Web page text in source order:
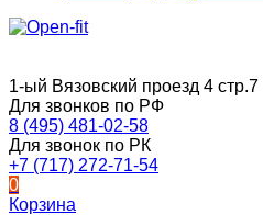
1-ый Вязовский проезд 4 стр.7
Для звонков по РФ
8 (495) 481-02-58
Для звонок по РК
+7 (717) 272-71-54
0
Корзина